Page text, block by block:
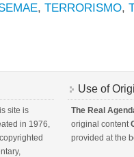
, TERRORISMO,
site is
in 1976,
Use of
The Real
original content
provided at the